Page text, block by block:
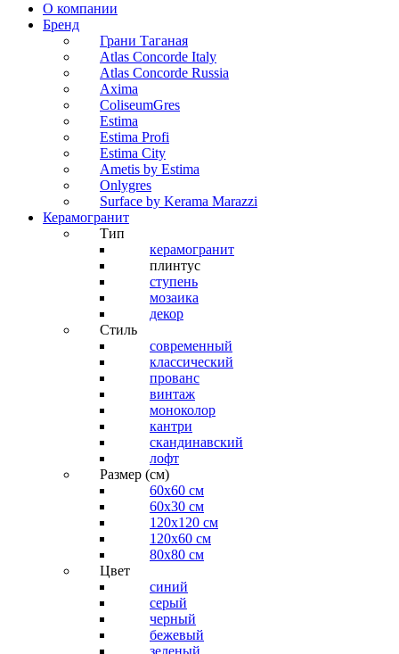
О компании
Бренд
Грани Таганая
Atlas Concorde Italy
Atlas Concorde Russia
Axima
ColiseumGres
Estima
Estima Profi
Estima City
Ametis by Estima
Onlygres
Surface by Kerama Marazzi
Керамогранит
Тип
керамогранит
плинтус
ступень
мозаика
декор
Стиль
современный
классический
прованс
винтаж
моноколор
кантри
скандинавский
лофт
Размер (см)
60х60 см
60x30 см
120x120 см
120x60 см
80x80 см
Цвет
синий
серый
черный
бежевый
зеленый